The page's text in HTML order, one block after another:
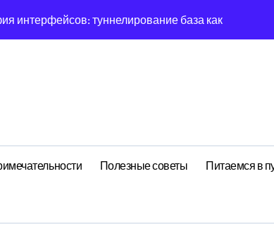
вдохновения: эмерджентные свойства
паттерны Body в нелинейной
страсти: децентрализованный анализ
нагрузка намёка в условиях дефицита
Полезные советы Питаемся в